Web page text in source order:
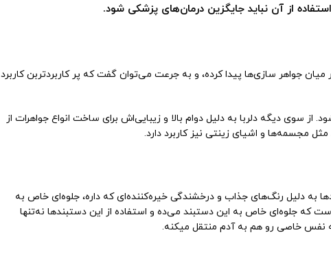
از آن نباید جایگزین درمان‌های پزشکی شود.
ویژه‌ای در میان جواهر سازی‌ها پیدا کرده، و به جرعت می‌توان گفت که پر کاربردتربن کاربرد
سوی دیگه دلربا به دلیل دوام بالا و زیبایی‌اش برای ساخت انواع جواهرات از
مجسمه‌ها و اشیای زینتی نیز کاربرد دارد.
به دلیل رنگ‌های جذاب و درخشندگی خیره‌کننده‌ای که داره، جلوه‌ای خاص به
که جلوه‌ای خاص به این دستبند می‌ده و استفاده از این دستبندها نه‌تنها
نفس خاصی رو هم به آدم منتقل میکنه.